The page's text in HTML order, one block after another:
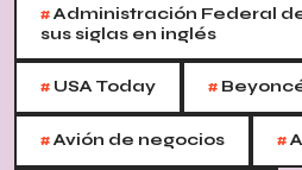
#Administración Federal
sus siglas en inglés
# USA Today #
#Avión de negocios #